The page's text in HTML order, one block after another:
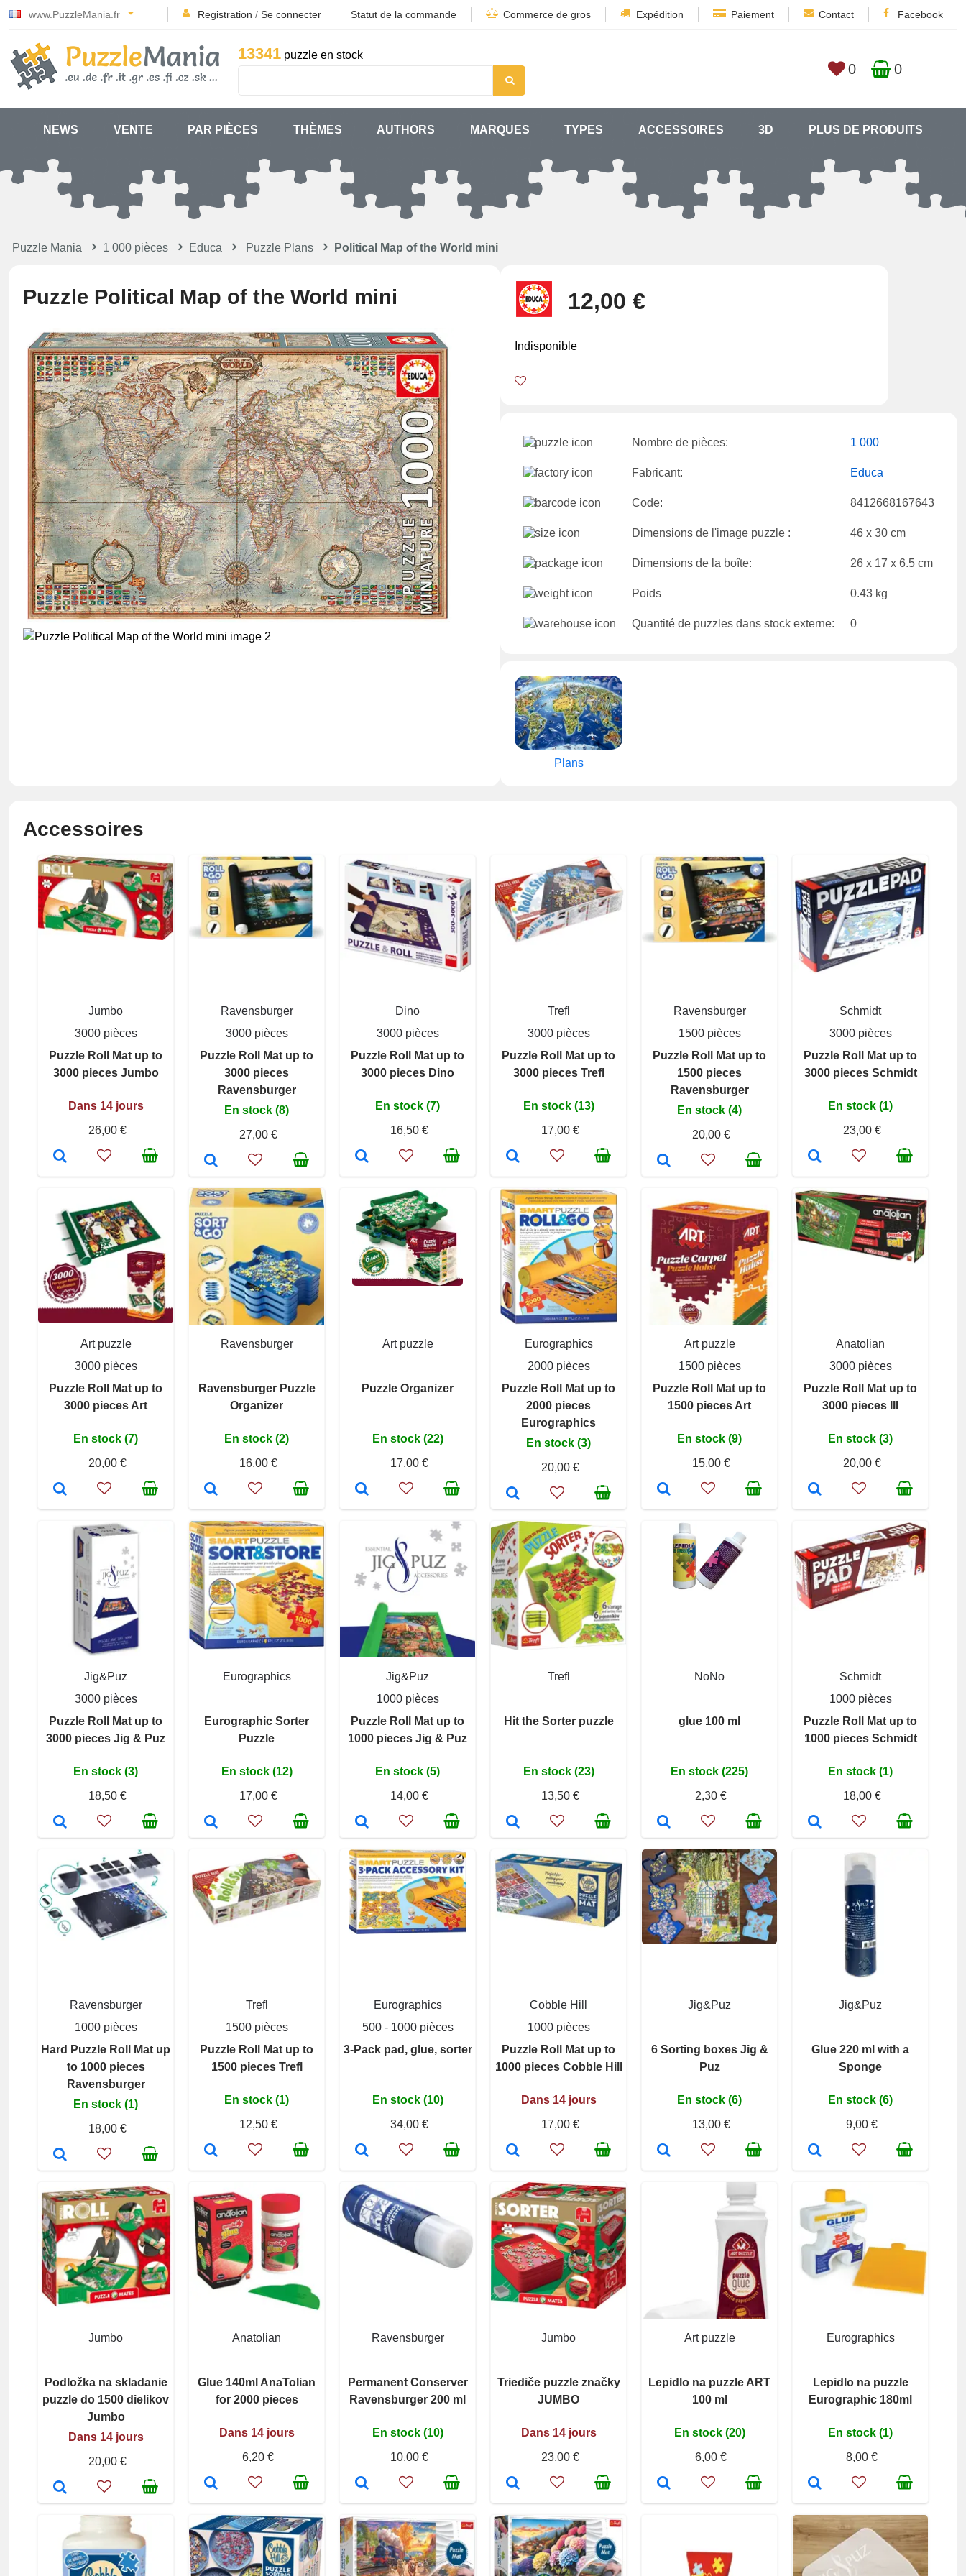
www.PuzzleMania.fr Registration / Se connecter Statut de la commande Commerce de gros Expédition Paiement Contact Facebook
13341 puzzle en stock
0 0
NEWS VENTE PAR PIÈCES THÈMES AUTHORS MARQUES TYPES ACCESSOIRES 3D PLUS DE PRODUITS
Puzzle Mania 1 000 pièces Educa Puzzle Plans Political Map of the World mini
Puzzle Political Map of the World mini 12,00 €
Indisponible
Nombre de pièces: 1 000
Fabricant: Educa
Code: 8412668167643
Dimensions de l'image puzzle : 46 x 30 cm
Dimensions de la boîte: 26 x 17 x 6.5 cm
Poids 0.43 kg
Quantité de puzzles dans stock externe: 0
Plans
Accessoires
Jumbo
3000 pièces
Puzzle Roll Mat up to
3000 pieces Jumbo
Dans 14 jours
26,00 €
Ravensburger
3000 pièces
Puzzle Roll Mat up to
3000 pieces
Ravensburger
En stock (8)
27,00 €
Dino
3000 pièces
Puzzle Roll Mat up to
3000 pieces Dino
En stock (7)
16,50 €
Trefl
3000 pièces
Puzzle Roll Mat up to
3000 pieces Trefl
En stock (13)
17,00 €
Ravensburger
1500 pièces
Puzzle Roll Mat up to
1500 pieces
Ravensburger
En stock (4)
20,00 €
Schmidt
3000 pièces
Puzzle Roll Mat up to
3000 pieces Schmidt
En stock (1)
23,00 €
Art puzzle
3000 pièces
Puzzle Roll Mat up to
3000 pieces Art
En stock (7)
20,00 €
Ravensburger
Ravensburger Puzzle
Organizer
En stock (2)
16,00 €
Art puzzle
Puzzle Organizer
En stock (22)
17,00 €
Eurographics
2000 pièces
Puzzle Roll Mat up to
2000 pieces
Eurographics
En stock (3)
20,00 €
Art puzzle
1500 pièces
Puzzle Roll Mat up to
1500 pieces Art
En stock (9)
15,00 €
Anatolian
3000 pièces
Puzzle Roll Mat up to
3000 pieces III
En stock (3)
20,00 €
Jig&Puz
3000 pièces
Puzzle Roll Mat up to
3000 pieces Jig & Puz
En stock (3)
18,50 €
Eurographics
Eurographic Sorter
Puzzle
En stock (12)
17,00 €
Jig&Puz
1000 pièces
Puzzle Roll Mat up to
1000 pieces Jig & Puz
En stock (5)
14,00 €
Trefl
Hit the Sorter puzzle
En stock (23)
13,50 €
NoNo
glue 100 ml
En stock (225)
2,30 €
Schmidt
1000 pièces
Puzzle Roll Mat up to
1000 pieces Schmidt
En stock (1)
18,00 €
Ravensburger
1000 pièces
Hard Puzzle Roll Mat up
to 1000 pieces
Ravensburger
En stock (1)
18,00 €
Trefl
1500 pièces
Puzzle Roll Mat up to
1500 pieces Trefl
En stock (1)
12,50 €
Eurographics
500 - 1000 pièces
3-Pack pad, glue, sorter
En stock (10)
34,00 €
Cobble Hill
1000 pièces
Puzzle Roll Mat up to
1000 pieces Cobble Hill
Dans 14 jours
17,00 €
Jig&Puz
6 Sorting boxes Jig &
Puz
En stock (6)
13,00 €
Jig&Puz
Glue 220 ml with a
Sponge
En stock (6)
9,00 €
Jumbo
Podložka na skladanie
puzzle do 1500 dielikov
Jumbo
Dans 14 jours
20,00 €
Anatolian
Glue 140ml AnaTolian
for 2000 pieces
Dans 14 jours
6,20 €
Ravensburger
Permanent Conserver
Ravensburger 200 ml
En stock (10)
10,00 €
Jumbo
Triediče puzzle značky
JUMBO
Dans 14 jours
23,00 €
Art puzzle
Lepidlo na puzzle ART
100 ml
En stock (20)
6,00 €
Eurographics
Lepidlo na puzzle
Eurographic 180ml
En stock (1)
8,00 €